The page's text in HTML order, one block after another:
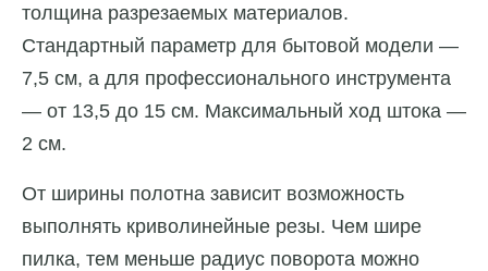
толщина разрезаемых материалов.
Стандартный параметр для бытовой модели —
7,5 см, а для профессионального инструмента
— от 13,5 до 15 см. Максимальный ход штока —
2 см.
От ширины полотна зависит возможность
выполнять криволинейные резы. Чем шире
пилка, тем меньше радиус поворота можно